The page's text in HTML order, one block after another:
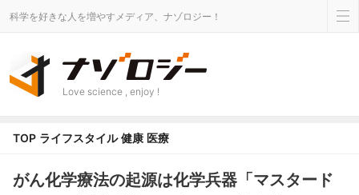
科学を好きな人を増やすメディア、ナゾロジー！
Love science , enjoy !
TOP ライフスタイル 健康 医療
がん化学療法の起源は化学兵器「マスタード